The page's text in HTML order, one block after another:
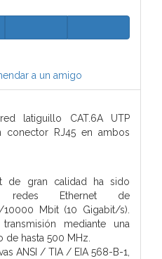
a un amigo
latiguillo CAT.6A UTP
conector RJ45 en ambos
de gran calidad ha sido
redes Ethernet de
Mbit (10 Gigabit/s).
mediante una
de hasta 500 MHz.
ANSI / TIA / EIA 568-B-1,